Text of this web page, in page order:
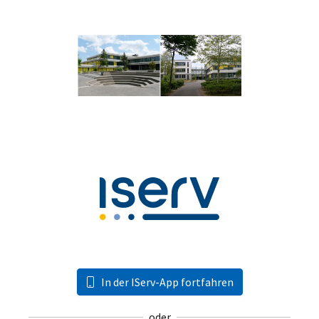
In der IServ-App fortfahren